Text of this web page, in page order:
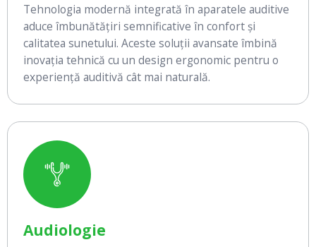
Tehnologia modernă integrată în aparatele auditive
aduce îmbunătățiri semnificative în confort și
calitatea sunetului. Aceste soluții avansate îmbină
inovația tehnică cu un design ergonomic pentru o
experiență auditivă cât mai naturală.
Audiologie